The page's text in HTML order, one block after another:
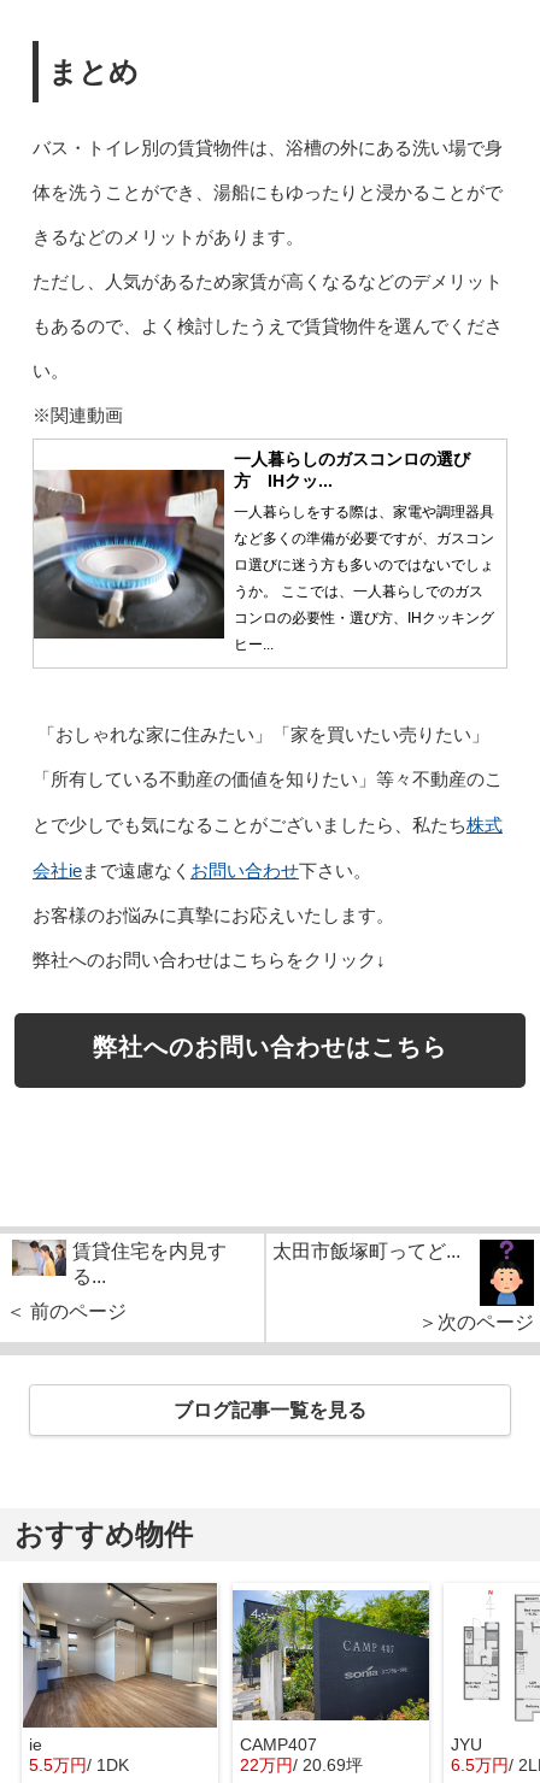
まとめ
バス・トイレ別の賃貸物件は、浴槽の外にある洗い場で身
体を洗うことができ、湯船にもゆったりと浸かることがで
きるなどのメリットがあります。
ただし、人気があるため家賃が高くなるなどのデメリット
もあるので、よく検討したうえで賃貸物件を選んでくださ
い。
※関連動画
一人暮らしのガスコンロの選び
方 IHクッ...
一人暮らしをする際は、家電や調理器具
など多くの準備が必要ですが、ガスコン
ロ選びに迷う方も多いのではないでしょ
うか。 ここでは、一人暮らしでのガス
コンロの必要性・選び方、IHクッキング
ヒー...
「おしゃれな家に住みたい」「家を買いたい売りたい」
「所有している不動産の価値を知りたい」等々不動産のこ
とで少しでも気になることがございましたら、私たち株式
会社ieまで遠慮なく お問い合わせ下さい。
お客様のお悩みに真摯にお応えいたします。
弊社へのお問い合わせはこちらをクリック↓
弊社へのお問い合わせはこちら
賃貸住宅を内見す
る...
＜ 前のページ
太田市飯塚町ってど...
＞次のページ
ブログ記事一覧を見る
おすすめ物件
ie
5.5万円/ 1DK
CAMP407
22万円/ 20.69坪
JYU
6.5万円/